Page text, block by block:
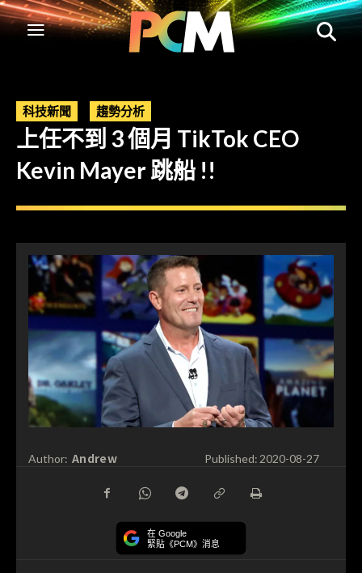
科技新聞 趨勢分析
上任不到 3 個月 TikTok CEO
Kevin Mayer 跳船 !!
Author: Andrew Published: 2020-08-27
在 Google
緊貼《PCM》消息